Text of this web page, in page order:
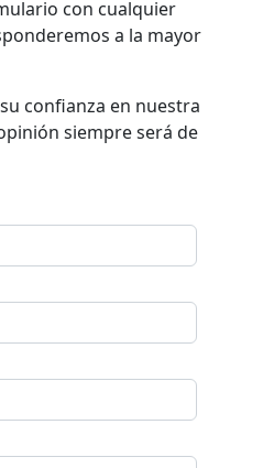
con cualquier
a la mayor
confianza en nuestra
siempre será de